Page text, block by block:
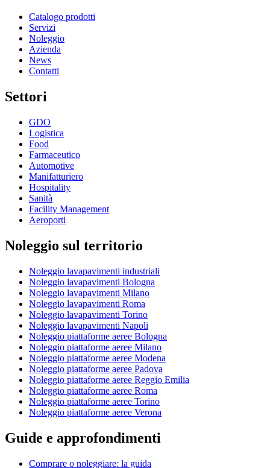
Catalogo prodotti
Servizi
Noleggio
Azienda
News
Contatti
Settori
GDO
Logistica
Food
Farmaceutico
Automotive
Manifatturiero
Hospitality
Sanità
Facility Management
Aeroporti
Noleggio sul territorio
Noleggio lavapavimenti industriali
Noleggio lavapavimenti Bologna
Noleggio lavapavimenti Milano
Noleggio lavapavimenti Roma
Noleggio lavapavimenti Torino
Noleggio lavapavimenti Napoli
Noleggio piattaforme aeree Bologna
Noleggio piattaforme aeree Milano
Noleggio piattaforme aeree Modena
Noleggio piattaforme aeree Padova
Noleggio piattaforme aeree Reggio Emilia
Noleggio piattaforme aeree Roma
Noleggio piattaforme aeree Torino
Noleggio piattaforme aeree Verona
Guide e approfondimenti
Comprare o noleggiare: la guida